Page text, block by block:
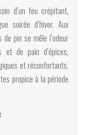
d’un feu crépitant,
soirée d’hiver. Aux
de pin se mêle l’odeur
de pain d’épices,
et réconfortants.
propice à la période